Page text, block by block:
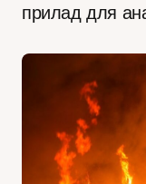
прилад для